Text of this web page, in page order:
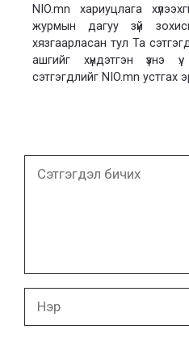
NIO.mn хариуцлага
журмын дагуу зүй
хязгаарласан тул Та
ашгийг хүндэтгэн үзнэ
сэтгэгдлийг NIO.mn устгах
бичих